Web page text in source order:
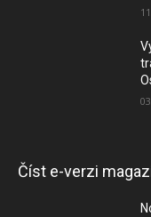
Číst e-verzi